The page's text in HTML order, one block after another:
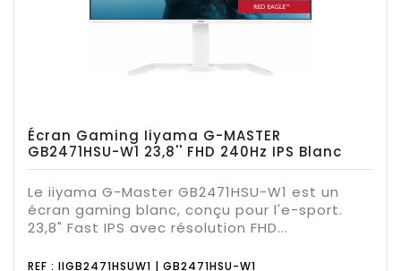
Écran Gaming Iiyama G-MASTER
GB2471HSU-W1 23,8'' FHD 240Hz IPS Blanc
Le iiyama G-Master GB2471HSU-W1 est un
écran gaming blanc, conçu pour l'e-sport.
23,8" Fast IPS avec résolution FHD...
REF : IIGB2471HSUW1 | GB2471HSU-W1